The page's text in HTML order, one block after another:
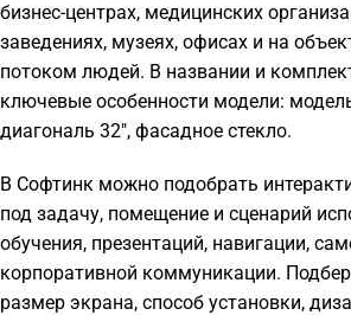
бизнес-центрах, медицинских
заведениях, музеях, офисах и на
потоком людей. В названии и
ключевые особенности модели:
диагональ 32″, фасадное стекло.
В Софтинк можно подобрать
под задачу, помещение и сценарий
обучения, презентаций, навигации,
корпоративной коммуникации.
размер экрана, способ установки,